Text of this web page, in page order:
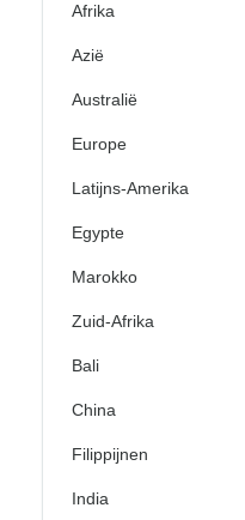
Afrika
Azië
Australië
Europe
Latijns-Amerika
Egypte
Marokko
Zuid-Afrika
Bali
China
Filippijnen
India